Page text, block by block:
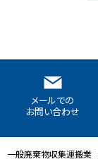
メールでの
お問い合わせ
一般廃棄物収集運搬業